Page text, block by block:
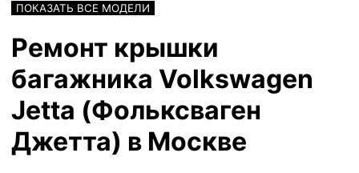
ПОКАЗАТЬ ВСЕ МОДЕЛИ
Ремонт крышки
багажника Volkswagen
Jetta (Фольксваген
Джетта) в Москве